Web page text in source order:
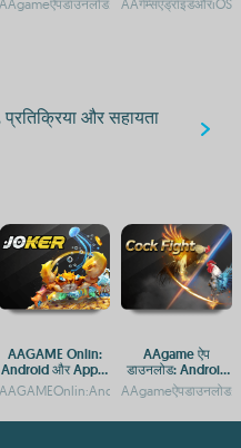
गेमिंग एक्सेस
और सहायता
AAGAME Onlin:
Android और Apple
पर एक्सेस करें
AAgame ऐप
डाउनलोड: Android
और iOS प्लेटफ़ॉर्म पर
गेमिंग का आनंद